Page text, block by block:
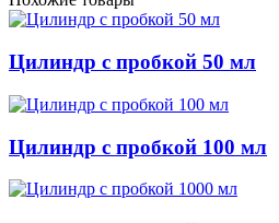
Цилиндр с пробкой 50 мл
Цилиндр с пробкой 100 мл